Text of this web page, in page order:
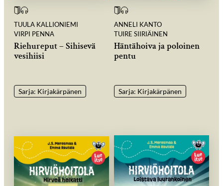
TUULA KALLIONIEMI
VIRPI PENNA
Riehureput – Sihisevä
vesihiisi
Sarja: Kirjakärpänen
ANNELI KANTO
TUIRE SIIRIÄINEN
Häntähoiva ja poloinen
pentu
Sarja: Kirjakärpänen